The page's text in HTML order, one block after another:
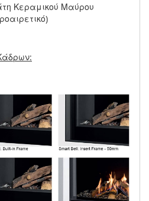
Κεραμικού Μαύρου